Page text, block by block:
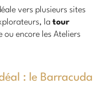
vers plusieurs sites
la tour
ou encore les Ateliers
: le Barracuda